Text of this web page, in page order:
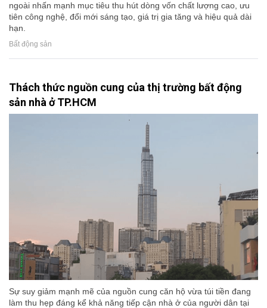
ngoài nhấn mạnh mục tiêu thu hút dòng vốn chất lượng cao, ưu
tiên công nghệ, đổi mới sáng tạo, giá trị gia tăng và hiệu quả dài
hạn.
Bất động sản
Thách thức nguồn cung của thị trường bất động
sản nhà ở TP.HCM
Sự suy giảm mạnh mẽ của nguồn cung căn hộ vừa túi tiền đang
làm thu hẹp đáng kể khả năng tiếp cận nhà ở của người dân tại